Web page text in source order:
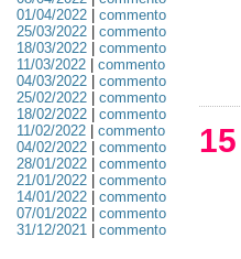
01/04/2022| commento
25/03/2022| commento
18/03/2022| commento
11/03/2022| commento
04/03/2022| commento
25/02/2022| commento
18/02/2022| commento
11/02/2022| commento
04/02/2022| commento
28/01/2022| commento
21/01/2022| commento
14/01/2022| commento
07/01/2022| commento
31/12/2021| commento
15